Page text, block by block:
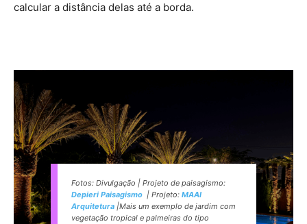
calcular a distância delas até a borda.
Fotos: Divulgação | Projeto de paisagismo:
Depieri Paisagismo | Projeto: MAAI
Arquitetura |Mais um exemplo de jardim com
vegetação tropical e palmeiras do tipo